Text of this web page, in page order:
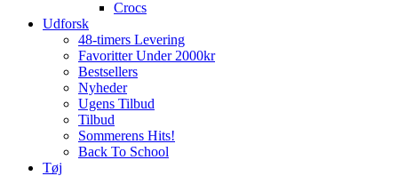
Crocs
Udforsk
48-timers Levering
Favoritter Under 2000kr
Bestsellers
Nyheder
Ugens Tilbud
Tilbud
Sommerens Hits!
Back To School
Tøj